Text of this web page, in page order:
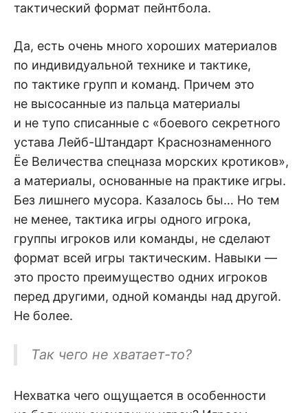
тактический формат пейнтбола.
Да, есть очень много хороших материалов
по индивидуальной технике и тактике,
по тактике групп и команд. Причем это
не высосанные из пальца материалы
и не тупо списанные с «боевого секретного
устава Лейб-Штандарт Краснознаменного
Ёе Величества спецназа морских кротиков»,
а материалы, основанные на практике игры.
Без лишнего мусора. Казалось бы… Но тем
не менее, тактика игры одного игрока,
группы игроков или команды, не сделают
формат всей игры тактическим. Навыки —
это просто преимущество одних игроков
перед другими, одной команды над другой.
Не более.
Так чего не хватает-то?
Нехватка чего ощущается в особенности